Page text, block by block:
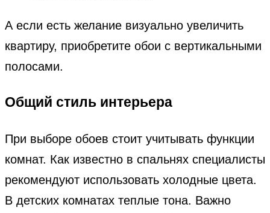
А если есть желание визуально увеличить
квартиру, приобретите обои с вертикальными
полосами.
Общий стиль интерьера
При выборе обоев стоит учитывать функции
комнат. Как известно в спальнях специалисты
рекомендуют использовать холодные цвета.
В детских комнатах теплые тона. Важно